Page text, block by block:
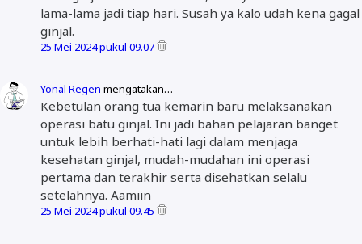
lama-lama jadi tiap hari. Susah ya kalo udah kena gagal
ginjal.
25 Mei 2024 pukul 09.07
Yonal Regen mengatakan…
Kebetulan orang tua kemarin baru melaksanakan
operasi batu ginjal. Ini jadi bahan pelajaran banget
untuk lebih berhati-hati lagi dalam menjaga
kesehatan ginjal, mudah-mudahan ini operasi
pertama dan terakhir serta disehatkan selalu
setelahnya. Aamiin
25 Mei 2024 pukul 09.45